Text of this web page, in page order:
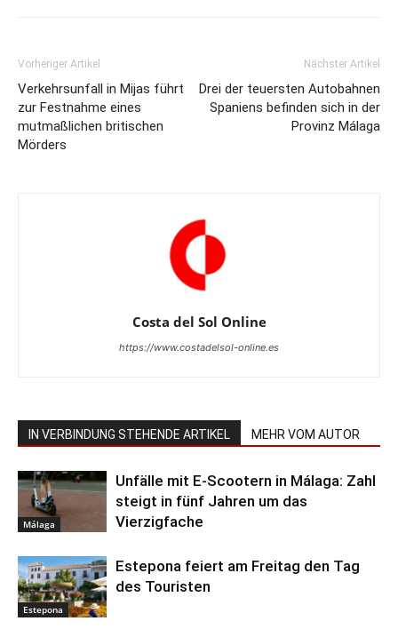
Vorheriger Artikel
Verkehrsunfall in Mijas führt
zur Festnahme eines
mutmaßlichen britischen
Mörders
Nächster Artikel
Drei der teuersten Autobahnen
Spaniens befinden sich in der
Provinz Málaga
Costa del Sol Online
https://www.costadelsol-online.es
IN VERBINDUNG STEHENDE ARTIKEL MEHR VOM AUTOR
Málaga
Unfälle mit E-Scootern in Málaga: Zahl
steigt in fünf Jahren um das
Vierzigfache
Estepona
Estepona feiert am Freitag den Tag
des Touristen